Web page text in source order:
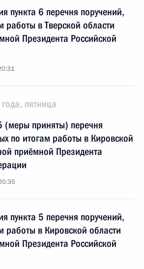
пункта 6 перечня поручений,
работы в Тверской области
Президента Российской
пятница
(меры приняты) перечня
по итогам работы в Кировской
приёмной Президента
пункта 5 перечня поручений,
работы в Кировской области
Президента Российской